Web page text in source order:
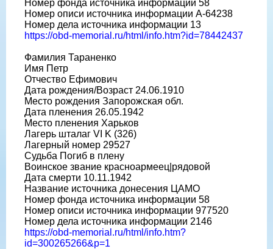
Номер фонда источника информации 58
Номер описи источника информации A-64238
Номер дела источника информации 13
https://obd-memorial.ru/html/info.htm?id=78442437
Фамилия Тараненко
Имя Петр
Отчество Ефимович
Дата рождения/Возраст 24.06.1910
Место рождения Запорожская обл.
Дата пленения 26.05.1942
Место пленения Харьков
Лагерь шталаг VI K (326)
Лагерный номер 29527
Судьба Погиб в плену
Воинское звание красноармеец|рядовой
Дата смерти 10.11.1942
Название источника донесения ЦАМО
Номер фонда источника информации 58
Номер описи источника информации 977520
Номер дела источника информации 2146
https://obd-memorial.ru/html/info.htm?
id=300265266&p=1